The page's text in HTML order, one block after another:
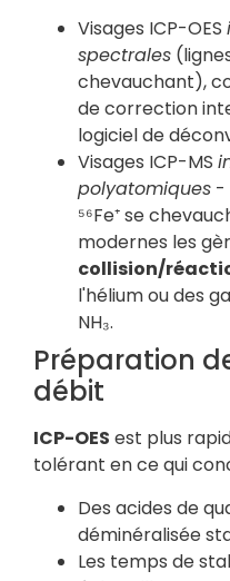
Visages ICP-OES
spectrales
chevauchant),
de correction
logiciel de
Visages ICP-MS
polyatomiques -
⁵⁶Fe⁺ se
modernes les
collision/
l'hélium ou des
NH₃.
Préparation
débit
ICP-OES est plus
tolérant en ce qui
Des acides de
déminéralisée
Les temps de